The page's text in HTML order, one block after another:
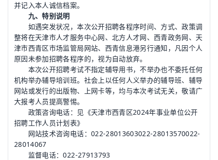
并记入本人诚信档案。
九、特别说明
如遇突发状况，本次公开招聘各程序时间、方式、政策调
整将在天津市人才服务中心网、北方人才网、西青政务网、天
津市西青区市场监管局网站、西青信息港另行通知，凡因个人
原因未参加招聘各程序的，视为自动放弃。
本次公开招聘考试不指定辅导用书，不举办也不委托任何
机构举办辅导培训班。社会上以任何人义举办的辅导班、辅导
网站或发行的出版物、上网卡等，均与本次考试无关，敬请广
大报考人员提高警惕。
政策咨询电话：见《天津市西青区2024年事业单位公开
招聘工作人员计划表》
网站技术咨询电话：022-28013603022-28013570022-
28014067
监督电话：022-27913793